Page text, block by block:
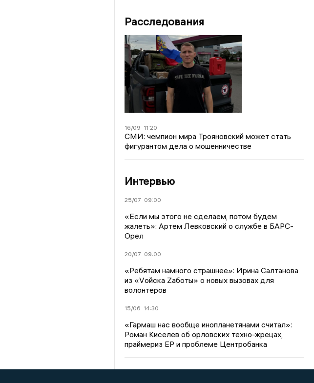
Расследования
16/09 11:20
СМИ: чемпион мира Трояновский может стать
фигурантом дела о мошенничестве
Интервью
25/07 09:00
«Если мы этого не сделаем, потом будем
жалеть»: Артем Левковский о службе в БАРС-
Орел
20/07 09:00
«Ребятам намного страшнее»: Ирина Салтанова
из «Vойска Zаботы» о новых вызовах для
волонтеров
15/06 14:30
«Гармаш нас вообще инопланетянами считал»:
Роман Киселев об орловских техно-жрецах,
праймериз ЕР и проблеме Центробанка